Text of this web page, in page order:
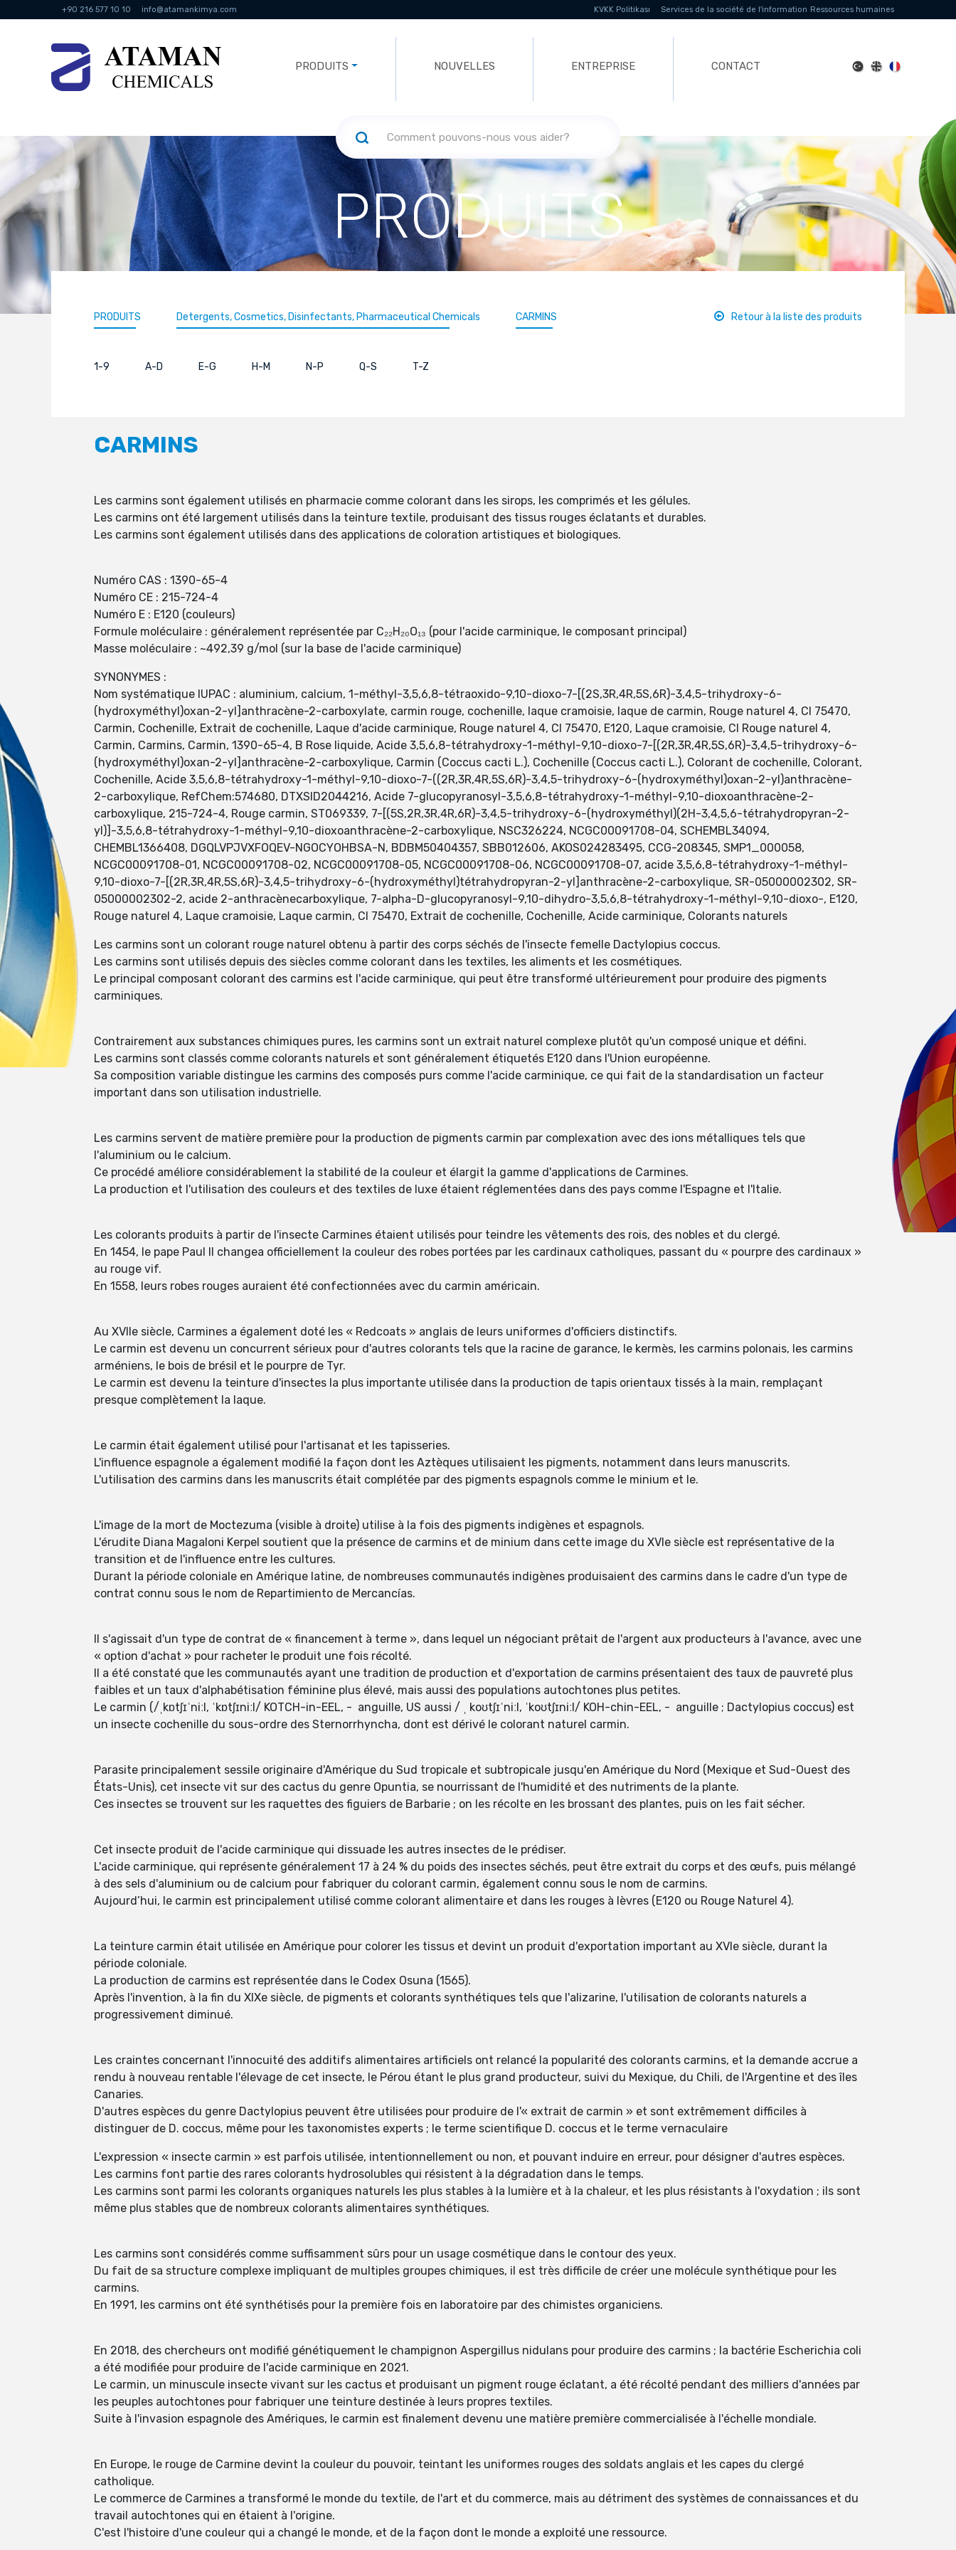
+90 216 577 10 10 info@atamankimya.com KVKK Politikası Services de la société de l'information Ressources humaines
PRODUITS NOUVELLES ENTREPRISE CONTACT
PRODUITS
PRODUITS Detergents, Cosmetics, Disinfectants, Pharmaceutical Chemicals CARMINS Retour à la liste des produits
1-9 A-D E-G H-M N-P Q-S T-Z
CARMINS
Les carmins sont également utilisés en pharmacie comme colorant dans les sirops, les comprimés et les gélules.
Les carmins ont été largement utilisés dans la teinture textile, produisant des tissus rouges éclatants et durables.
Les carmins sont également utilisés dans des applications de coloration artistiques et biologiques.
Numéro CAS : 1390-65-4
Numéro CE : 215-724-4
Numéro E : E120 (couleurs)
Formule moléculaire : généralement représentée par C₂₂H₂₀O₁₃ (pour l'acide carminique, le composant principal)
Masse moléculaire : ~492,39 g/mol (sur la base de l'acide carminique)
SYNONYMES :
Nom systématique IUPAC : aluminium, calcium, 1-méthyl-3,5,6,8-tétraoxido-9,10-dioxo-7-[(2S,3R,4R,5S,6R)-3,4,5-trihydroxy-6-
(hydroxyméthyl)oxan-2-yl]anthracène-2-carboxylate, carmin rouge, cochenille, laque cramoisie, laque de carmin, Rouge naturel 4, CI 75470,
Carmin, Cochenille, Extrait de cochenille, Laque d'acide carminique, Rouge naturel 4, CI 75470, E120, Laque cramoisie, CI Rouge naturel 4,
Carmin, Carmins, Carmin, 1390-65-4, B Rose liquide, Acide 3,5,6,8-tétrahydroxy-1-méthyl-9,10-dioxo-7-[(2R,3R,4R,5S,6R)-3,4,5-trihydroxy-6-
(hydroxyméthyl)oxan-2-yl]anthracène-2-carboxylique, Carmin (Coccus cacti L.), Cochenille (Coccus cacti L.), Colorant de cochenille, Colorant,
Cochenille, Acide 3,5,6,8-tétrahydroxy-1-méthyl-9,10-dioxo-7-((2R,3R,4R,5S,6R)-3,4,5-trihydroxy-6-(hydroxyméthyl)oxan-2-yl)anthracène-
2-carboxylique, RefChem:574680, DTXSID2044216, Acide 7-glucopyranosyl-3,5,6,8-tétrahydroxy-1-méthyl-9,10-dioxoanthracène-2-
carboxylique, 215-724-4, Rouge carmin, ST069339, 7-[(5S,2R,3R,4R,6R)-3,4,5-trihydroxy-6-(hydroxyméthyl)(2H-3,4,5,6-tétrahydropyran-2-
yl)]-3,5,6,8-tétrahydroxy-1-méthyl-9,10-dioxoanthracène-2-carboxylique, NSC326224, NCGC00091708-04, SCHEMBL34094,
CHEMBL1366408, DGQLVPJVXFOQEV-NGOCYOHBSA-N, BDBM50404357, SBB012606, AKOS024283495, CCG-208345, SMP1_000058,
NCGC00091708-01, NCGC00091708-02, NCGC00091708-05, NCGC00091708-06, NCGC00091708-07, acide 3,5,6,8-tétrahydroxy-1-méthyl-
9,10-dioxo-7-[(2R,3R,4R,5S,6R)-3,4,5-trihydroxy-6-(hydroxyméthyl)tétrahydropyran-2-yl]anthracène-2-carboxylique, SR-05000002302, SR-
05000002302-2, acide 2-anthracènecarboxylique, 7-alpha-D-glucopyranosyl-9,10-dihydro-3,5,6,8-tétrahydroxy-1-méthyl-9,10-dioxo-, E120,
Rouge naturel 4, Laque cramoisie, Laque carmin, CI 75470, Extrait de cochenille, Cochenille, Acide carminique, Colorants naturels
Les carmins sont un colorant rouge naturel obtenu à partir des corps séchés de l'insecte femelle Dactylopius coccus.
Les carmins sont utilisés depuis des siècles comme colorant dans les textiles, les aliments et les cosmétiques.
Le principal composant colorant des carmins est l'acide carminique, qui peut être transformé ultérieurement pour produire des pigments
carminiques.
Contrairement aux substances chimiques pures, les carmins sont un extrait naturel complexe plutôt qu'un composé unique et défini.
Les carmins sont classés comme colorants naturels et sont généralement étiquetés E120 dans l'Union européenne.
Sa composition variable distingue les carmins des composés purs comme l'acide carminique, ce qui fait de la standardisation un facteur
important dans son utilisation industrielle.
Les carmins servent de matière première pour la production de pigments carmin par complexation avec des ions métalliques tels que
l'aluminium ou le calcium.
Ce procédé améliore considérablement la stabilité de la couleur et élargit la gamme d'applications de Carmines.
La production et l'utilisation des couleurs et des textiles de luxe étaient réglementées dans des pays comme l'Espagne et l'Italie.
Les colorants produits à partir de l'insecte Carmines étaient utilisés pour teindre les vêtements des rois, des nobles et du clergé.
En 1454, le pape Paul II changea officiellement la couleur des robes portées par les cardinaux catholiques, passant du « pourpre des cardinaux »
au rouge vif.
En 1558, leurs robes rouges auraient été confectionnées avec du carmin américain.
Au XVIIe siècle, Carmines a également doté les « Redcoats » anglais de leurs uniformes d'officiers distinctifs.
Le carmin est devenu un concurrent sérieux pour d'autres colorants tels que la racine de garance, le kermès, les carmins polonais, les carmins
arméniens, le bois de brésil et le pourpre de Tyr.
Le carmin est devenu la teinture d'insectes la plus importante utilisée dans la production de tapis orientaux tissés à la main, remplaçant
presque complètement la laque.
Le carmin était également utilisé pour l'artisanat et les tapisseries.
L'influence espagnole a également modifié la façon dont les Aztèques utilisaient les pigments, notamment dans leurs manuscrits.
L'utilisation des carmins dans les manuscrits était complétée par des pigments espagnols comme le minium et le.
L'image de la mort de Moctezuma (visible à droite) utilise à la fois des pigments indigènes et espagnols.
L'érudite Diana Magaloni Kerpel soutient que la présence de carmins et de minium dans cette image du XVIe siècle est représentative de la
transition et de l'influence entre les cultures.
Durant la période coloniale en Amérique latine, de nombreuses communautés indigènes produisaient des carmins dans le cadre d'un type de
contrat connu sous le nom de Repartimiento de Mercancías.
Il s'agissait d'un type de contrat de « financement à terme », dans lequel un négociant prêtait de l'argent aux producteurs à l'avance, avec une
« option d'achat » pour racheter le produit une fois récolté.
Il a été constaté que les communautés ayant une tradition de production et d'exportation de carmins présentaient des taux de pauvreté plus
faibles et un taux d'alphabétisation féminine plus élevé, mais aussi des populations autochtones plus petites.
Le carmin (/ˌkɒtʃɪˈniːl, ˈkɒtʃɪniːl/ KOTCH-in-EEL, - ⁠ anguille, US aussi / ˌ koʊtʃɪˈniːl, ˈkoʊtʃɪniːl/ KOH-chin-EEL, - ⁠ anguille ; Dactylopius coccus) est
un insecte cochenille du sous-ordre des Sternorrhyncha, dont est dérivé le colorant naturel carmin.
Parasite principalement sessile originaire d'Amérique du Sud tropicale et subtropicale jusqu'en Amérique du Nord (Mexique et Sud-Ouest des
États-Unis), cet insecte vit sur des cactus du genre Opuntia, se nourrissant de l'humidité et des nutriments de la plante.
Ces insectes se trouvent sur les raquettes des figuiers de Barbarie ; on les récolte en les brossant des plantes, puis on les fait sécher.
Cet insecte produit de l'acide carminique qui dissuade les autres insectes de le prédiser.
L'acide carminique, qui représente généralement 17 à 24 % du poids des insectes séchés, peut être extrait du corps et des œufs, puis mélangé
à des sels d'aluminium ou de calcium pour fabriquer du colorant carmin, également connu sous le nom de carmins.
Aujourd’hui, le carmin est principalement utilisé comme colorant alimentaire et dans les rouges à lèvres (E120 ou Rouge Naturel 4).
La teinture carmin était utilisée en Amérique pour colorer les tissus et devint un produit d'exportation important au XVIe siècle, durant la
période coloniale.
La production de carmins est représentée dans le Codex Osuna (1565).
Après l'invention, à la fin du XIXe siècle, de pigments et colorants synthétiques tels que l'alizarine, l'utilisation de colorants naturels a
progressivement diminué.
Les craintes concernant l'innocuité des additifs alimentaires artificiels ont relancé la popularité des colorants carmins, et la demande accrue a
rendu à nouveau rentable l'élevage de cet insecte, le Pérou étant le plus grand producteur, suivi du Mexique, du Chili, de l'Argentine et des îles
Canaries.
D'autres espèces du genre Dactylopius peuvent être utilisées pour produire de l'« extrait de carmin » et sont extrêmement difficiles à
distinguer de D. coccus, même pour les taxonomistes experts ; le terme scientifique D. coccus et le terme vernaculaire
L'expression « insecte carmin » est parfois utilisée, intentionnellement ou non, et pouvant induire en erreur, pour désigner d'autres espèces.
Les carmins font partie des rares colorants hydrosolubles qui résistent à la dégradation dans le temps.
Les carmins sont parmi les colorants organiques naturels les plus stables à la lumière et à la chaleur, et les plus résistants à l'oxydation ; ils sont
même plus stables que de nombreux colorants alimentaires synthétiques.
Les carmins sont considérés comme suffisamment sûrs pour un usage cosmétique dans le contour des yeux.
Du fait de sa structure complexe impliquant de multiples groupes chimiques, il est très difficile de créer une molécule synthétique pour les
carmins.
En 1991, les carmins ont été synthétisés pour la première fois en laboratoire par des chimistes organiciens.
En 2018, des chercheurs ont modifié génétiquement le champignon Aspergillus nidulans pour produire des carmins ; la bactérie Escherichia coli
a été modifiée pour produire de l'acide carminique en 2021.
Le carmin, un minuscule insecte vivant sur les cactus et produisant un pigment rouge éclatant, a été récolté pendant des milliers d'années par
les peuples autochtones pour fabriquer une teinture destinée à leurs propres textiles.
Suite à l'invasion espagnole des Amériques, le carmin est finalement devenu une matière première commercialisée à l'échelle mondiale.
En Europe, le rouge de Carmine devint la couleur du pouvoir, teintant les uniformes rouges des soldats anglais et les capes du clergé
catholique.
Le commerce de Carmines a transformé le monde du textile, de l'art et du commerce, mais au détriment des systèmes de connaissances et du
travail autochtones qui en étaient à l'origine.
C'est l'histoire d'une couleur qui a changé le monde, et de la façon dont le monde a exploité une ressource.